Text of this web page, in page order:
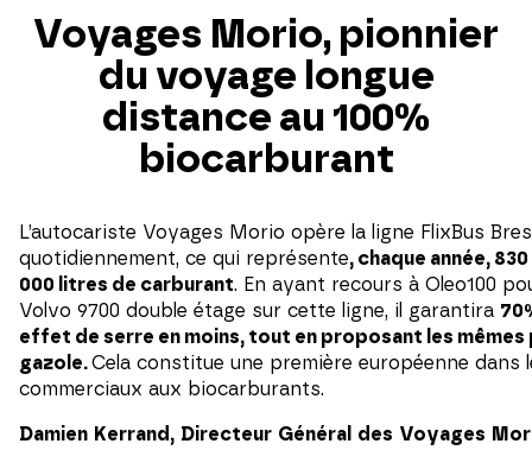
Voyages Morio, pionnier
du voyage longue
distance au 100%
biocarburant
L’autocariste Voyages Morio opère la ligne FlixBus
quotidiennement, ce qui représente, chaque année,
000 litres de carburant. En ayant recours à Oleo100
Volvo 9700 double étage sur cette ligne, il garantira
effet de serre en moins, tout en proposant les mêmes
gazole.Cela constitue une première européenne dans
commerciaux aux biocarburants.
Damien Kerrand, Directeur Général des Voyages